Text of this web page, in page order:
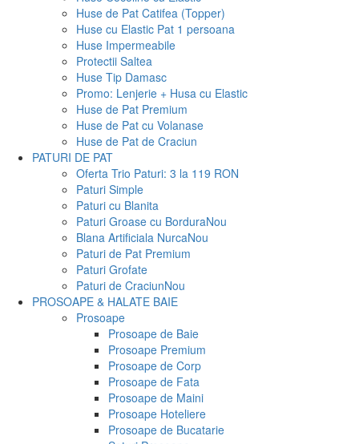
Huse de Pat Catifea (Topper)
Huse cu Elastic Pat 1 persoana
Huse Impermeabile
Protectii Saltea
Huse Tip Damasc
Promo: Lenjerie + Husa cu Elastic
Huse de Pat Premium
Huse de Pat cu Volanase
Huse de Pat de Craciun
PATURI DE PAT
Oferta Trio Paturi: 3 la 119 RON
Paturi Simple
Paturi cu Blanita
Paturi Groase cu BorduraNou
Blana Artificiala NurcaNou
Paturi de Pat Premium
Paturi Grofate
Paturi de CraciunNou
PROSOAPE & HALATE BAIE
Prosoape
Prosoape de Baie
Prosoape Premium
Prosoape de Corp
Prosoape de Fata
Prosoape de Maini
Prosoape Hoteliere
Prosoape de Bucatarie